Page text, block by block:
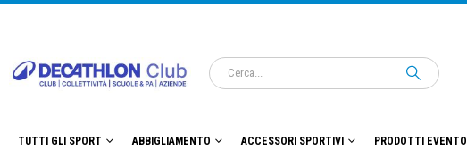
TUTTI GLI SPORT ABBIGLIAMENTO ACCESSORI SPORTIVI PRODOTTI EVENTO